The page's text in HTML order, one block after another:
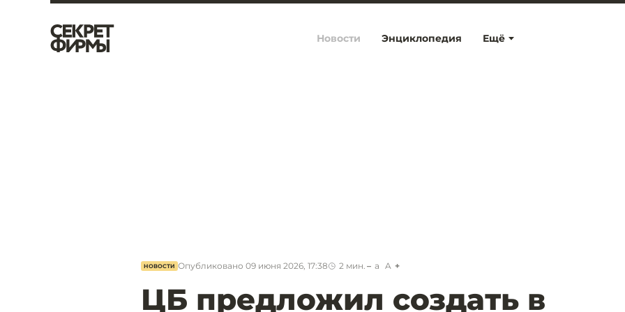
Ещё
Новости Энциклопедия
НОВОСТИ Опубликовано 09 июня 2026, 17:38 2 мин. a A
ЦБ предложил создать в